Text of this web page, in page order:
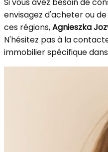
envisagez d'acheter ou
ces régions,Agnieszka
N'hésitez pas à la
immobilier spécifique dans